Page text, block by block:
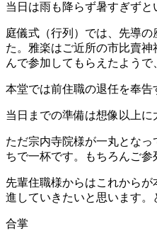
当日は雨も降らず暑すぎずと
庭儀式（行列）では、先導
た。雅楽はご近所の市比賣
んで参加してもらえたよう
本堂では前住職の退任を奉告
当日までの準備は想像以上
ただ宗内寺院様が一丸とな
ちで一杯です。もちろんご
先輩住職様からはこれから
進していきたいと思います。
合掌